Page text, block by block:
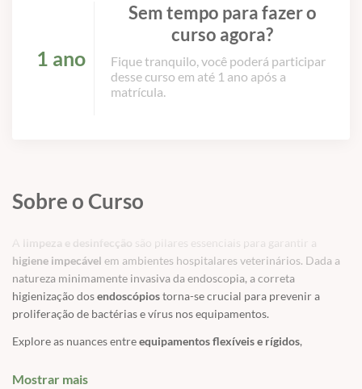
1 ano
Sem tempo para fazer o
curso agora?
Fique tranquilo, você poderá participar
desse curso em até 1 ano após a
matrícula.
Sobre o Curso
A limpeza e desinfecção são pilares essenciais para garantir a
higiene impecável em ambientes hospitalares veterinários. Dada a
natureza minimamente invasiva da endoscopia, a correta
higienização dosendoscópiostorna-se crucial para prevenir a
proliferação de bactérias e vírus nos equipamentos.
Explore as nuances entreequipamentos flexíveis e rígidos,
✅Assista a esta aula e aprenda na prática como
Mostrar mais